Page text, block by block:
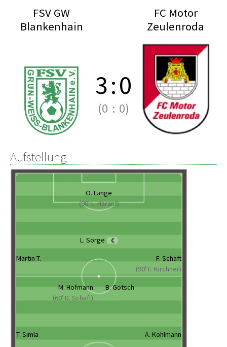
FSV GW
Blankenhain
FC Motor
Zeulenroda
3:0
(0 : 0)
Aufstellung
O. Lange
(90' L. Harant)
L. Sorge C
Martin T.
F. Schaft
(90' F. Kirchner)
M. Hofmann
(60' D. Schaft)
B. Gotsch
T. Simla
A. Kohlmann